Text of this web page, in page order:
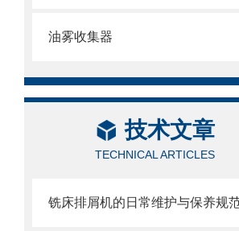
油雾收集器
技术文章
TECHNICAL ARTICLES
铣床排屑机的日常维护与保养规